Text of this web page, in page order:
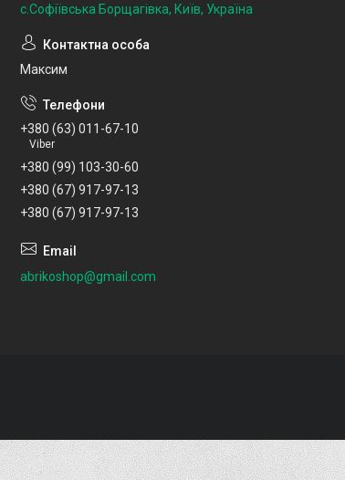
с.Софіївська Борщагівка, Київ, Україна
Максим
+380 (63) 011-67-10
Viber
+380 (99) 103-30-60
+380 (67) 917-97-13
+380 (67) 917-97-13
abrikoshop@gmail.com